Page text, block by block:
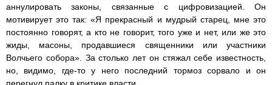
аннулировать законы, связанные с цифровизацией. Он
мотивирует это так: «Я прекрасный и мудрый старец, мне это
постоянно говорят, а кто не говорит, того уже и нет, или же это
жиды, масоны, продавшиеся священники или участники
Волчьего собора». За столько лет он стяжал себе известность,
но, видимо, где-то у него последний тормоз сорвало и он